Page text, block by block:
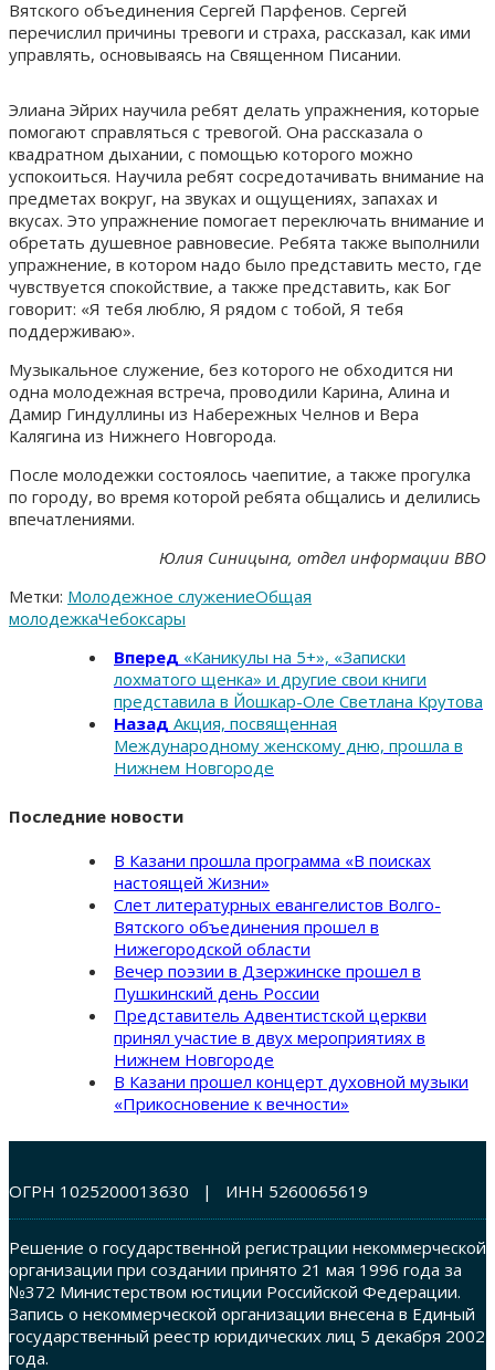
Вятского объединения Сергей Парфенов. Сергей
перечислил причины тревоги и страха, рассказал, как ими
управлять, основываясь на Священном Писании.
Элиана Эйрих научила ребят делать упражнения, которые
помогают справляться с тревогой. Она рассказала о
квадратном дыхании, с помощью которого можно
успокоиться. Научила ребят сосредотачивать внимание на
предметах вокруг, на звуках и ощущениях, запахах и
вкусах. Это упражнение помогает переключать внимание и
обретать душевное равновесие. Ребята также выполнили
упражнение, в котором надо было представить место, где
чувствуется спокойствие, а также представить, как Бог
говорит: «Я тебя люблю, Я рядом с тобой, Я тебя
поддерживаю».
Музыкальное служение, без которого не обходится ни
одна молодежная встреча, проводили Карина, Алина и
Дамир Гиндуллины из Набережных Челнов и Вера
Калягина из Нижнего Новгорода.
После молодежки состоялось чаепитие, а также прогулка
по городу, во время которой ребята общались и делились
впечатлениями.
Юлия Синицына, отдел информации ВВО
Метки: Молодежное служениеОбщая
молодежкаЧебоксары
Вперед «Каникулы на 5+», «Записки
лохматого щенка» и другие свои книги
представила в Йошкар-Оле Светлана Крутова
Назад Акция, посвященная
Международному женскому дню, прошла в
Нижнем Новгороде
Последние новости
В Казани прошла программа «В поисках
настоящей Жизни»
Слет литературных евангелистов Волго-
Вятского объединения прошел в
Нижегородской области
Вечер поэзии в Дзержинске прошел в
Пушкинский день России
Представитель Адвентистской церкви
принял участие в двух мероприятиях в
Нижнем Новгороде
В Казани прошел концерт духовной музыки
«Прикосновение к вечности»
ОГРН 1025200013630 | ИНН 5260065619
Решение о государственной регистрации некоммерческой
организации при создании принято 21 мая 1996 года за
№372 Министерством юстиции Российской Федерации.
Запись о некоммерческой организации внесена в Единый
государственный реестр юридических лиц 5 декабря 2002
года.